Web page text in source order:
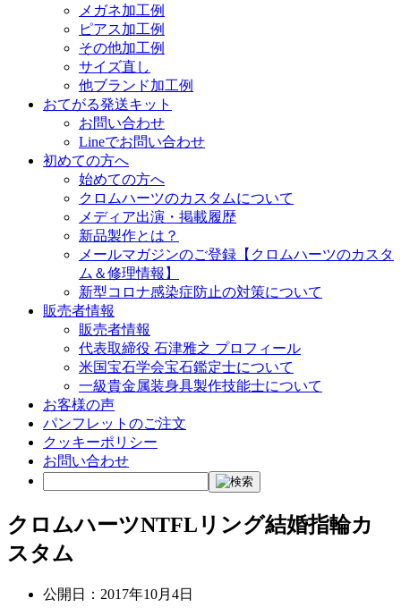
メガネ加工例
ピアス加工例
その他加工例
サイズ直し
他ブランド加工例
おてがる発送キット
お問い合わせ
Lineでお問い合わせ
初めての方へ
始めての方へ
クロムハーツのカスタムについて
メディア出演・掲載履歴
新品製作とは？
メールマガジンのご登録【クロムハーツのカスタ
ム＆修理情報】
新型コロナ感染症防止の対策について
販売者情報
販売者情報
代表取締役 石津雅之 プロフィール
米国宝石学会宝石鑑定士について
一級貴金属装身具製作技能士について
お客様の声
パンフレットのご注文
クッキーポリシー
お問い合わせ
クロムハーツNTFLリング結婚指輪カ
スタム
公開日： 2017年10月4日